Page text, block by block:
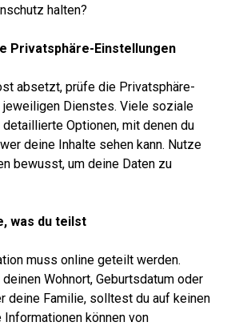
halten?
Privatsphäre-Einstellungen
absetzt, prüfe die Privatsphäre-
jeweiligen Dienstes. Viele soziale
Optionen, mit denen du
deine Inhalte sehen kann. Nutze
bewusst, um deine Daten zu
was du teilst
muss online geteilt werden.
Wohnort, Geburtsdatum oder
deine Familie, solltest du auf keinen
können von